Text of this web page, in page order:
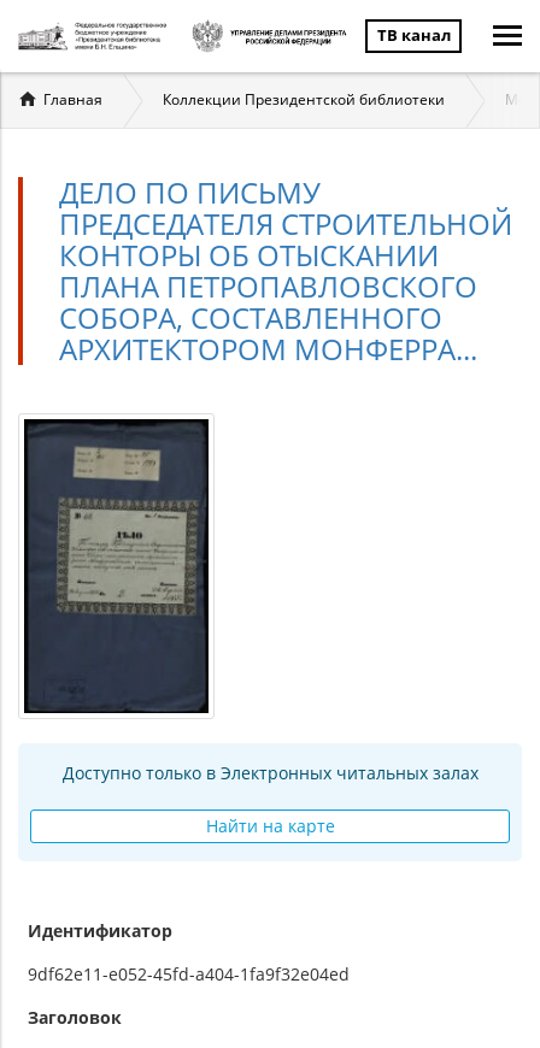
ТВ канал
Вы
здесь
Главная Коллекции Президентской библиотеки
ДЕЛО ПО ПИСЬМУ
ПРЕДСЕДАТЕЛЯ СТРОИТЕЛЬНОЙ
КОНТОРЫ ОБ ОТЫСКАНИИ
ПЛАНА ПЕТРОПАВЛОВСКОГО
СОБОРА, СОСТАВЛЕННОГО
АРХИТЕКТОРОМ МОНФЕРРА...
Доступно только в Электронных читальных залах
Найти на карте
Идентификатор
9df62e11-e052-45fd-a404-1fa9f32e04ed
Заголовок